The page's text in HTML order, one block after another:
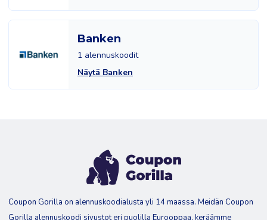
Banken
1 alennuskoodit
Näytä Banken
Coupon Gorilla on alennuskoodialusta yli 14 maassa. Meidän Coupon
Gorilla alennuskoodi sivustot eri puolilla Eurooppaa, keräämme